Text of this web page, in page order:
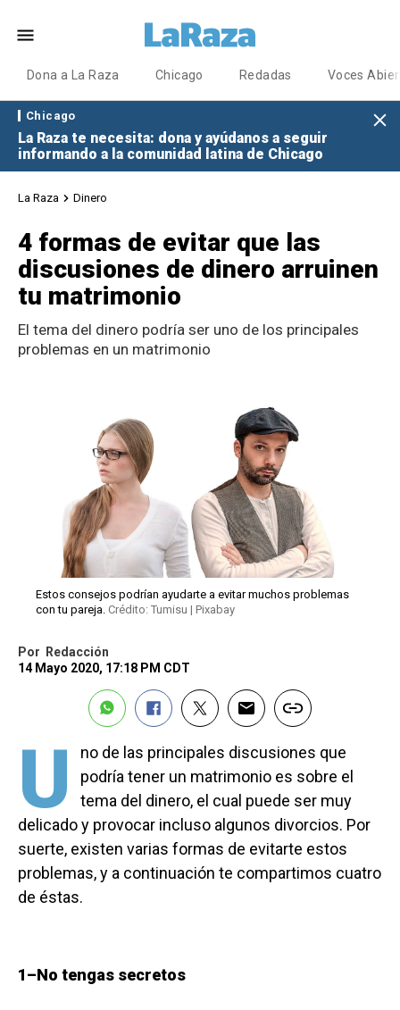
Dona a La Raza Chicago Redadas Voces
Chicago
La Raza te necesita: dona y ayúdanos a seguir
informando a la comunidad latina de Chicago
La Raza Dinero
4 formas de evitar que las
discusiones de dinero arruinen
tu matrimonio
El tema del dinero podría ser uno de los principales
problemas en un matrimonio
Estos consejos podrían ayudarte a evitar muchos problemas
con tu pareja. Crédito: Tumisu | Pixabay
Por Redacción
14 Mayo 2020, 17:18 PM CDT
U
no de las principales discusiones que
podría tener un matrimonio es sobre el
tema del dinero, el cual puede ser muy
delicado y provocar incluso algunos divorcios. Por
suerte, existen varias formas de evitarte estos
problemas, y a continuación te compartimos cuatro
de éstas.
1–No tengas secretos